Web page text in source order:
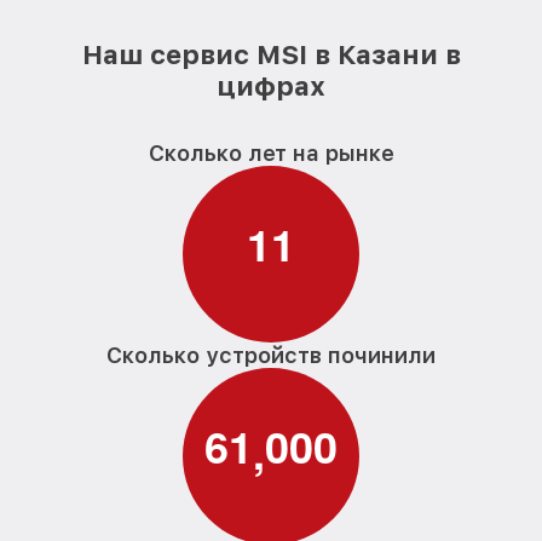
Наш сервис MSI в Казани в
цифрах
Сколько лет на рынке
11
Сколько устройств починили
61,000